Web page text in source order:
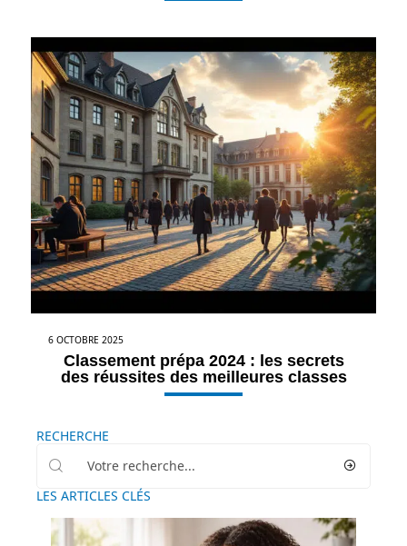
6 OCTOBRE 2025
Classement prépa 2024 : les secrets
des réussites des meilleures classes
RECHERCHE
LES ARTICLES CLÉS